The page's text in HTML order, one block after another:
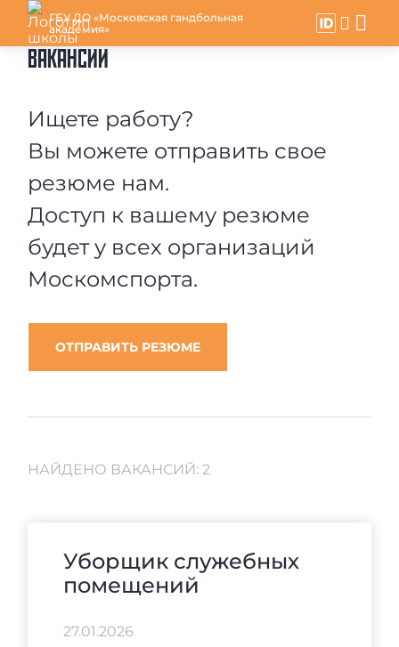
ГБУ ДО «Московская гандбольная
академия»
ВАКАНСИИ
Ищете работу?
Вы можете отправить свое
резюме нам.
Доступ к вашему резюме
будет у всех организаций
Москомспорта.
ОТПРАВИТЬ РЕЗЮМЕ
НАЙДЕНО ВАКАНСИЙ: 2
Уборщик служебных
помещений
27.01.2026